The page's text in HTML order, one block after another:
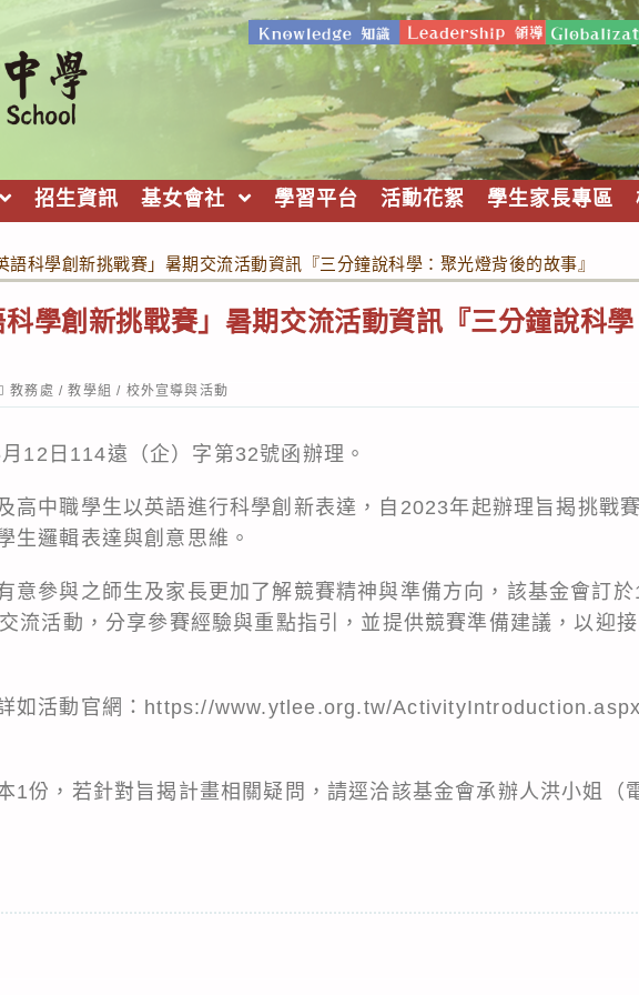
招生資訊 基女會社 學習平台 活動花絮 學生家長專區
語科學創新挑戰賽」暑期交流活動資訊『三分鐘說科學：聚光燈背後的故事』
學創新挑戰賽」暑期交流活動資訊『三分鐘說科
教務處 / 教學組 / 校外宣導與活動
12日114遠（企）字第32號函辦理。
高中職學生以英語進行科學創新表達，自2023年起辦理旨揭挑戰
生邏輯表達與創意思維。
意參與之師生及家長更加了解競賽精神與準備方向，該基金會訂於
流活動，分享參賽經驗與重點指引，並提供競賽準備建議，以迎
如活動官網：https://www.ytlee.org.tw/
1份，若針對旨揭計畫相關疑問，請逕洽該基金會承辦人洪小姐（